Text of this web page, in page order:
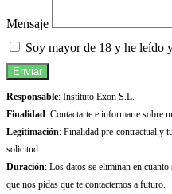
Mensaje
Soy mayor de 18 y he leído
Enviar
Responsable: Instituto Exon S.L.
Finalidad: Contactarte e informarte sobre
Legitimación: Finalidad pre-contractual y
solicitud.
Duración: Los datos se eliminan en
que nos pidas que te contactemos a futuro.